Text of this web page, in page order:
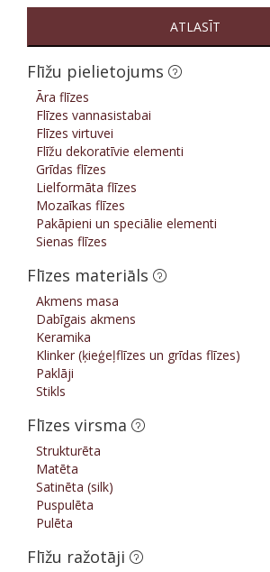
ATLASĪT
Flīžu pielietojums
Āra flīzes
Flīzes vannasistabai
Flīzes virtuvei
Flīžu dekoratīvie elementi
Grīdas flīzes
Lielformāta flīzes
Mozaīkas flīzes
Pakāpieni un speciālie elementi
Sienas flīzes
Flīzes materiāls
Akmens masa
Dabīgais akmens
Keramika
Klinker (ķieģeļflīzes un grīdas flīzes)
Paklāji
Stikls
Flīzes virsma
Strukturēta
Matēta
Satinēta (silk)
Puspulēta
Pulēta
Flīžu ražotāji